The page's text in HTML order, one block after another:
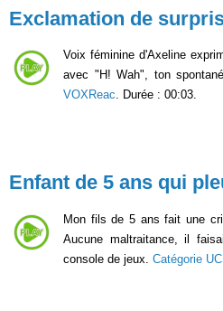
Exclamation de
Voix féminine d'Axeline
avec "H! Wah", ton
VOXReac. Durée : 00:03.
Enfant de 5 ans qui
Mon fils de 5 ans fait une
Aucune maltraitance, il
console de jeux. Catégorie